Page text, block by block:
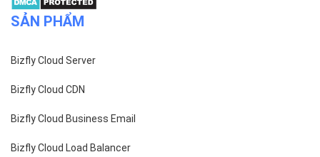
SẢN PHẨM
Bizfly Cloud Server
Bizfly Cloud CDN
Bizfly Cloud Business Email
Bizfly Cloud Load Balancer